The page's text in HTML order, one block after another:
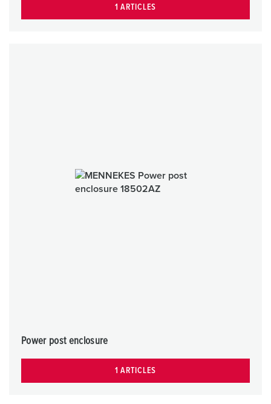
1 ARTICLES
Power post enclosure
1 ARTICLES